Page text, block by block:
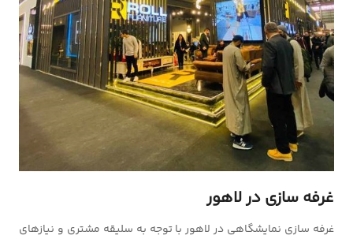
غرفه سازی در لاهور
غرفه سازی نمایشگاهی در لاهور با توجه به سلیقه مشتری و نیازهای